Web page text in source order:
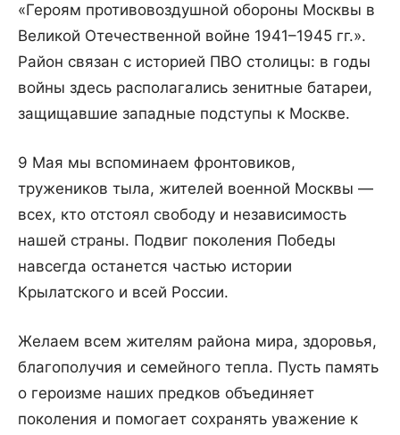
«Героям противовоздушной обороны Москвы в
Великой Отечественной войне 1941–1945 гг.».
Район связан с историей ПВО столицы: в годы
войны здесь располагались зенитные батареи,
защищавшие западные подступы к Москве.
9 Мая мы вспоминаем фронтовиков,
тружеников тыла, жителей военной Москвы —
всех, кто отстоял свободу и независимость
нашей страны. Подвиг поколения Победы
навсегда останется частью истории
Крылатского и всей России.
Желаем всем жителям района мира, здоровья,
благополучия и семейного тепла. Пусть память
о героизме наших предков объединяет
поколения и помогает сохранять уважение к